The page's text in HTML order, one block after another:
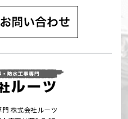
株式会社ルーツ